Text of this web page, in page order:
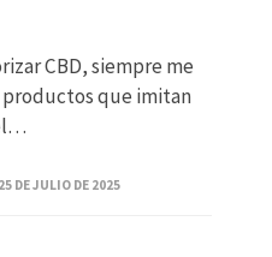
CBD, siempre me
productos que imitan
25 DE JULIO DE 2025